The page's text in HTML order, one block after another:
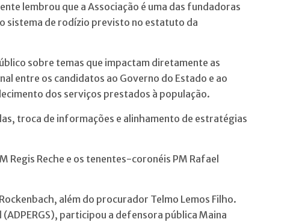
lembrou que a Associação é uma das fundadoras
o sistema de rodízio previsto no estatuto da
sobre temas que impactam diretamente as
entre os candidatos ao Governo do Estado e ao
dos serviços prestados à população.
troca de informações e alinhamento de estratégias
Reche e os tenentes-coronéis PM Rafael
além do procurador Telmo Lemos Filho.
participou a defensora pública Maina